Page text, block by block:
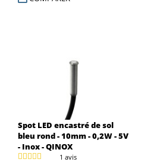
Spot LED encastré de sol
bleu rond - 10mm - 0,2W - 5V
- Inox - QINOX
1 avis